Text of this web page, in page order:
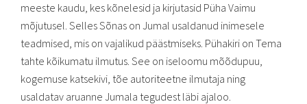
meeste kaudu, kes kõnelesid ja kirjutasid Püha Vaimu
mõjutusel. Selles Sõnas on Jumal usaldanud inimesele
teadmised, mis on vajalikud päästmiseks. Pühakiri on Tema
tahte kõikumatu ilmutus. See on iseloomu mõõdupuu,
kogemuse katsekivi, tõe autoriteetne ilmutaja ning
usaldatav aruanne Jumala tegudest läbi ajaloo.